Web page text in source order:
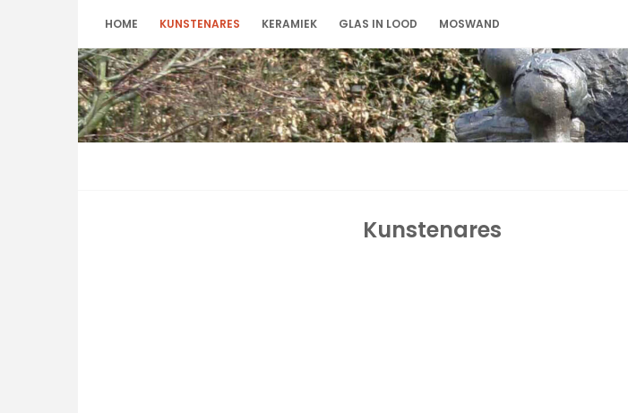
HOME KUNSTENARES KERAMIEK GLAS IN LOOD MOSWAND
Kunstenares